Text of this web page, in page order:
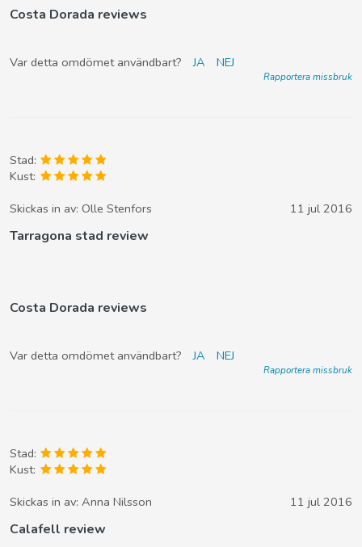
Costa Dorada reviews
Var detta omdömet användbart? JA NEJ
Rapportera missbruk
Stad:
Kust:
Skickas in av: Olle Stenfors 11 jul 2016
Tarragona stad review
Costa Dorada reviews
Var detta omdömet användbart? JA NEJ
Rapportera missbruk
Stad:
Kust:
Skickas in av: Anna Nilsson 11 jul 2016
Calafell review